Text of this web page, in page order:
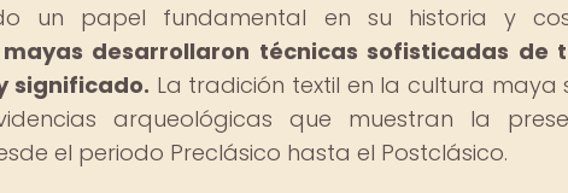
un papel fundamental en su historia y
desarrollaron técnicas sofisticadas de
significado. La tradición textil en la cultura
arqueológicas que muestran la
el periodo Preclásico hasta el Postclásico.